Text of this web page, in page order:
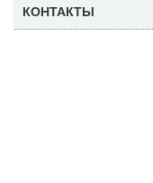
КОНТАКТЫ